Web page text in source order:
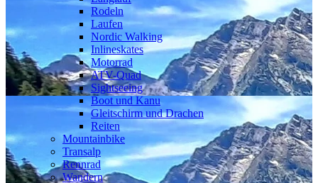
Rodeln
Laufen
Nordic Walking
Inlineskates
Motorrad
ATV-Quad
Sightseeing
Boot und Kanu
Gleitschirm und Drachen
Reiten
Mountainbike
Transalp
Rennrad
Wandern